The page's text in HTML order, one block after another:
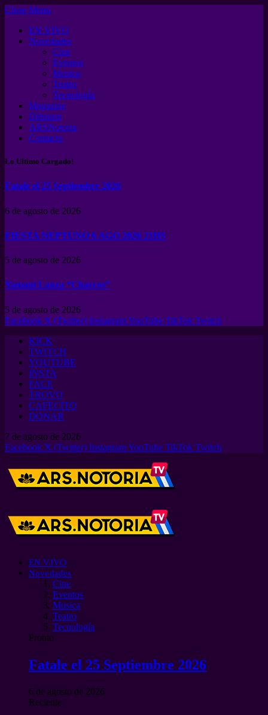
Close Menu
EN VIVO
Novedades
Cine
Eventos
Musica
Teatro
Tecnología
Magazine
Difusion
ARSNotoria
Contacto
Lo Ultimo Cargado!
Fatale el 25 Septiembre 2026
6 de agosto de 2026
FIESTA NEPTUNO 6 AGO 2026 21HS
5 de agosto de 2026
Yamaní Lanza “Charcos”
5 de agosto de 2026
Facebook X (Twitter) InstagramYouTube TikTok Twitch
KICK
TWITCH
YOUTUBE
INSTA
FACE
TROVO
CAFECITO
DONAR
7 de agosto de 2026
Facebook X (Twitter) InstagramYouTube TikTok Twitch
EN VIVO
Novedades
Cine
Eventos
Musica
Teatro
Tecnología
Pronto
Fatale el 25 Septiembre 2026
6 de agosto de 2026
Reciente